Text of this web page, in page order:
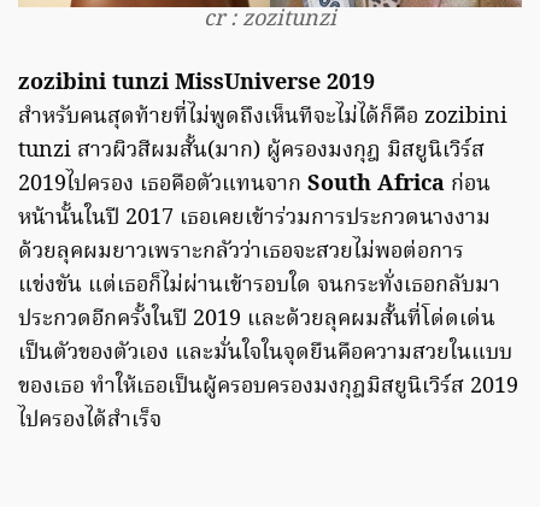
cr : zozitunzi
zozibini tunzi MissUniverse 2019
สำหรับคนสุดท้ายที่ไม่พูดถึงเห็นทีจะไม่ได้ก็คือ zozibini
tunzi สาวผิวสีผมสั้น(มาก) ผู้ครองมงกุฎ มิสยูนิเวิร์ส
2019ไปครอง เธอคือตัวแทนจาก South Africa ก่อน
หน้านั้นในปี 2017 เธอเคยเข้าร่วมการประกวดนางงาม
ด้วยลุคผมยาวเพราะกลัวว่าเธอจะสวยไม่พอต่อการ
แข่งขัน แต่เธอก็ไม่ผ่านเข้ารอบใด จนกระทั่งเธอกลับมา
ประกวดอีกครั้งในปี 2019 และด้วยลุคผมสั้นที่โด่ดเด่น
เป็นตัวของตัวเอง และมั่นใจในจุดยืนคือความสวยในแบบ
ของเธอ ทำให้เธอเป็นผู้ครอบครองมงกุฎมิสยูนิเวิร์ส 2019
ไปครองได้สำเร็จ